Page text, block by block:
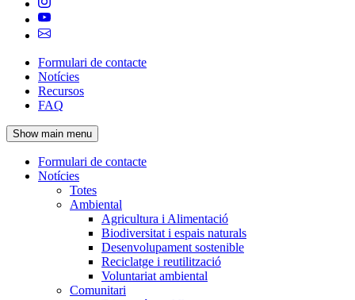
Navegació
principal
de
l'encapçalament
Formulari de contacte
Notícies
Recursos
FAQ
Show main menu
Navegació
principal
Formulari de contacte
Notícies
Totes
Ambiental
Agricultura i Alimentació
Biodiversitat i espais naturals
Desenvolupament sostenible
Reciclatge i reutilització
Voluntariat ambiental
Comunitari